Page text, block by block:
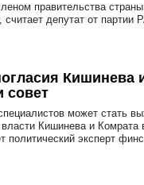
правительства
считает депутат от партии
Кишинева
совет
может стать
Кишинева и Комрата
политический эксперт